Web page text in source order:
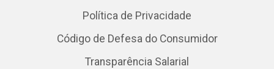
Política de Privacidade
Código de Defesa do Consumidor
Transparência Salarial